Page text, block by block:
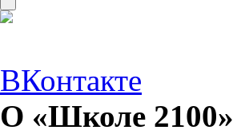
ВКонтакте
О «Школе 2100»